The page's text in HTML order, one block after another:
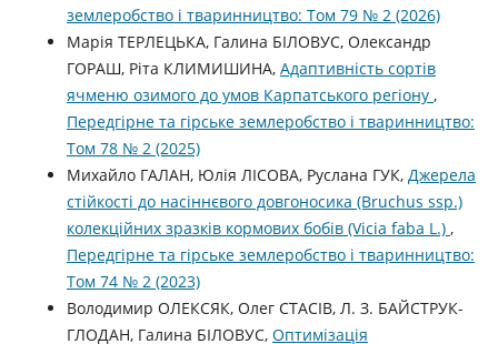
землеробство і тваринництво: Том 79 № 2 (2026)
Марія ТЕРЛЕЦЬКА, Галина БІЛОВУС, Олександр
ГОРАШ, Ріта КЛИМИШИНА, Адаптивність сортів
ячменю озимого до умов Карпатського регіону ,
Передгірне та гірське землеробство і тваринництво:
Том 78 № 2 (2025)
Михайло ГАЛАН, Юлія ЛІСОВА, Руслана ГУК, Джерела
стійкості до насіннєвого довгоносика (Bruchus ssp.)
колекційних зразків кормових бобів (Vicia faba L.) ,
Передгірне та гірське землеробство і тваринництво:
Том 74 № 2 (2023)
Володимир ОЛЕКСЯК, Олег СТАСІВ, Л. З. БАЙСТРУК-
ГЛОДАН, Галина БІЛОВУС, Оптимізація